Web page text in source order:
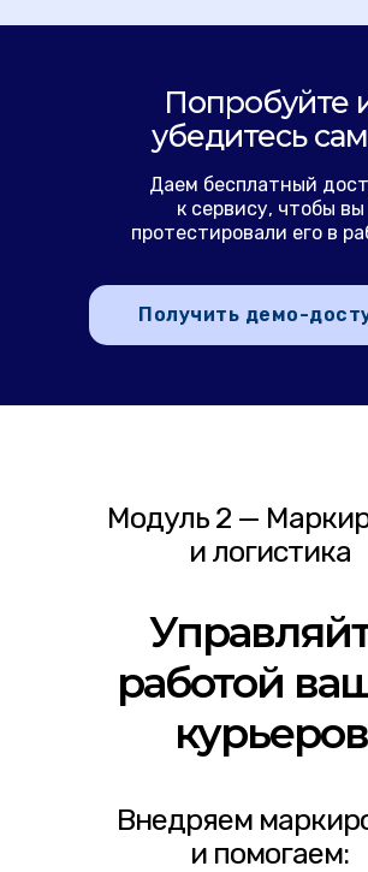
Попробуйте
убедитесь
Получить демо-
Даем бесплатный
к сервису, чтобы вы
протестировали его в
работой
курьеров
Модуль 2 —
и логистика
Внедряем
и помогаем: